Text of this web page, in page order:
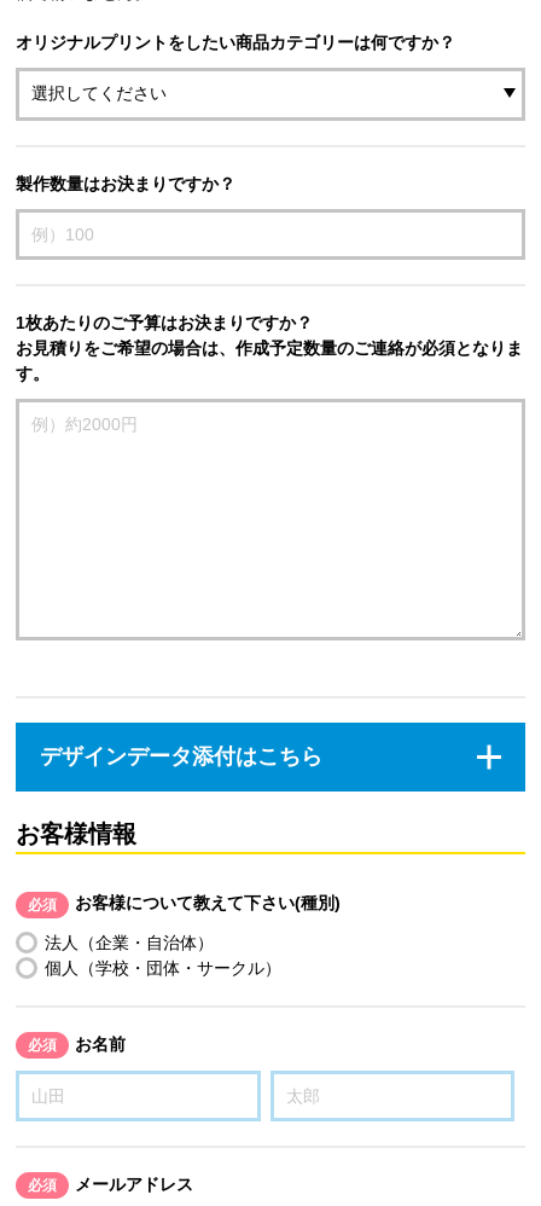
オリジナルプリントをしたい商品カテゴリーは何ですか？
製作数量はお決まりですか？
1枚あたりのご予算はお決まりですか？
お見積りをご希望の場合は、作成予定数量のご連絡が必須となりま
す。
デザインデータ添付はこちら
お客様情報
必須 お客様について教えて下さい(種別)
法人（企業・自治体）
個人（学校・団体・サークル）
必須 お名前
必須 メールアドレス